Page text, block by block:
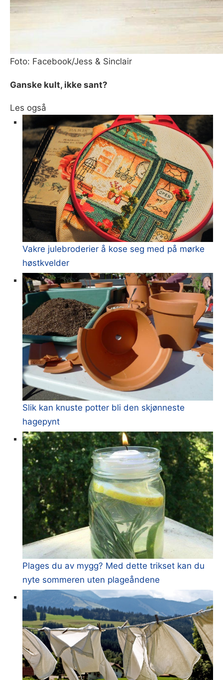
Foto: Facebook/Jess & Sinclair
Ganske kult, ikke sant?
Les også
Vakre julebroderier å kose seg med på mørke
høstkvelder
Slik kan knuste potter bli den skjønneste
hagepynt
Plages du av mygg? Med dette trikset kan du
nyte sommeren uten plageåndene